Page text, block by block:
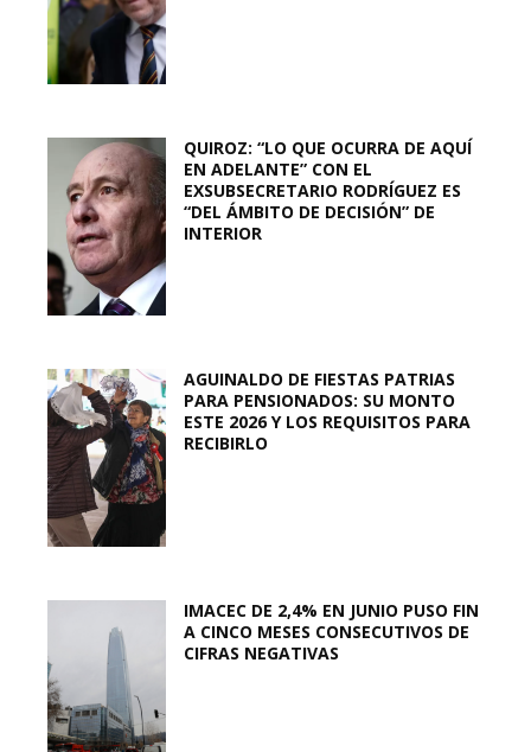
QUIROZ: “LO QUE OCURRA DE AQUÍ
EN ADELANTE” CON EL
EXSUBSECRETARIO RODRÍGUEZ ES
“DEL ÁMBITO DE DECISIÓN” DE
INTERIOR
AGUINALDO DE FIESTAS PATRIAS
PARA PENSIONADOS: SU MONTO
ESTE 2026 Y LOS REQUISITOS PARA
RECIBIRLO
IMACEC DE 2,4% EN JUNIO PUSO FIN
A CINCO MESES CONSECUTIVOS DE
CIFRAS NEGATIVAS